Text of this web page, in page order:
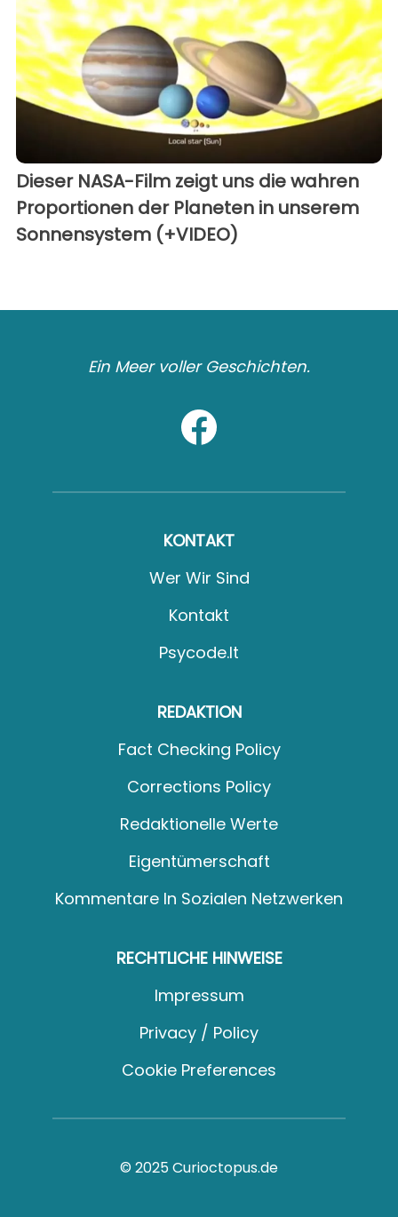
Dieser NASA-Film zeigt uns die wahren
Proportionen der Planeten in unserem
Sonnensystem (+VIDEO)
Ein Meer voller Geschichten.
KONTAKT
Wer Wir Sind
Kontakt
Psycode.it
REDAKTION
Fact Checking Policy
Corrections Policy
Redaktionelle Werte
Eigentümerschaft
Kommentare In Sozialen Netzwerken
RECHTLICHE HINWEISE
Impressum
Privacy / Policy
Cookie Preferences
© 2025 Curioctopus.de